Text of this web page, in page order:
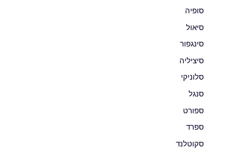
סופיה
סיאול
סינגפור
סיציליה
סלוניקי
סנגל
ספורט
ספרד
סקוטלנד